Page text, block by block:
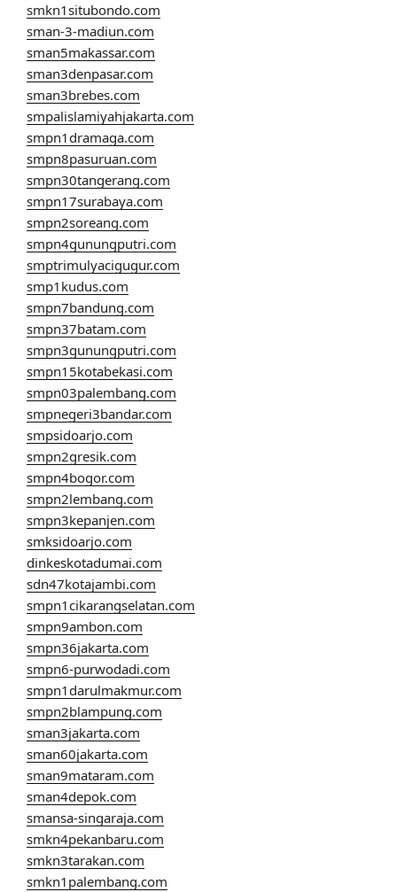
smkn1situbondo.com
sman-3-madiun.com
sman5makassar.com
sman3denpasar.com
sman3brebes.com
smpalislamiyahjakarta.com
smpn1dramaga.com
smpn8pasuruan.com
smpn30tangerang.com
smpn17surabaya.com
smpn2soreang.com
smpn4gunungputri.com
smptrimulyacigugur.com
smp1kudus.com
smpn7bandung.com
smpn37batam.com
smpn3gunungputri.com
smpn15kotabekasi.com
smpn03palembang.com
smpnegeri3bandar.com
smpsidoarjo.com
smpn2gresik.com
smpn4bogor.com
smpn2lembang.com
smpn3kepanjen.com
smksidoarjo.com
dinkeskotadumai.com
sdn47kotajambi.com
smpn1cikarangselatan.com
smpn9ambon.com
smpn36jakarta.com
smpn6-purwodadi.com
smpn1darulmakmur.com
smpn2blampung.com
sman3jakarta.com
sman60jakarta.com
sman9mataram.com
sman4depok.com
smansa-singaraja.com
smkn4pekanbaru.com
smkn3tarakan.com
smkn1palembang.com